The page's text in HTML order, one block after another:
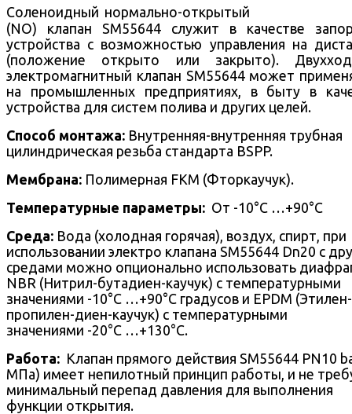
Соленоидный нормально-открытый
(NO) клапан SM55644 служит в качестве
устройства с возможностью управления на
(положение открыто или закрыто).
электромагнитный клапан SM55644 может
на промышленных предприятиях, в быту в
устройства для систем полива и других целей.
Способ монтажа: Внутренняя-внутренняя трубная
цилиндрическая резьба стандарта BSPP.
Мембрана: Полимерная FKM (Фторкаучук).
Температурные параметры: От -10°С …+90°С
Среда: Вода (холодная горячая), воздух, спирт, при
использовании электро клапана SM55644 Dn20 с
средами можно опционально использовать
NBR (Нитрил-бутадиен-каучук) с температурными
значениями -10°С …+90°С градусов и EPDM (Этилен-
пропилен-диен-каучук) c температурными
значениями -20°С …+130°С.
Работа: Клапан прямого действия SM55644 PN10
МПа) имеет непилотный принцип работы, и не
минимальный перепад давления для выполнения
функции открытия.